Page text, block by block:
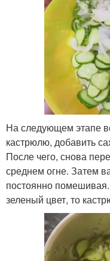
На следующем этапе
кастрюлю, добавить
После чего, снова
среднем огне. Затем
постоянно
зеленый цвет, то